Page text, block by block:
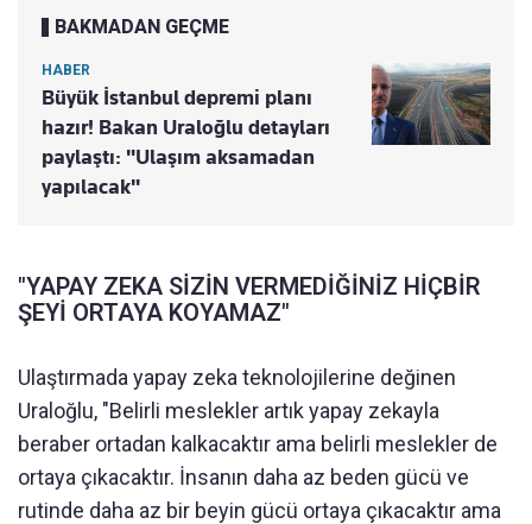
BAKMADAN GEÇME
HABER
Büyük İstanbul depremi planı
hazır! Bakan Uraloğlu detayları
paylaştı: "Ulaşım aksamadan
yapılacak"
"YAPAY ZEKA SİZİN VERMEDİĞİNİZ HİÇBİR
ŞEYİ ORTAYA KOYAMAZ"
Ulaştırmada yapay zeka teknolojilerine değinen
Uraloğlu, "Belirli meslekler artık yapay zekayla
beraber ortadan kalkacaktır ama belirli meslekler de
ortaya çıkacaktır. İnsanın daha az beden gücü ve
rutinde daha az bir beyin gücü ortaya çıkacaktır ama